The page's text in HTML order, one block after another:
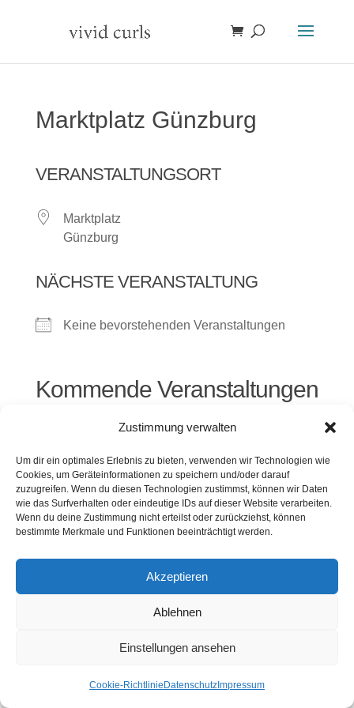
Zustimmung verwalten
Um dir ein optimales Erlebnis zu bieten, verwenden wir Technologien wie
Cookies, um Geräteinformationen zu speichern und/oder darauf
zuzugreifen. Wenn du diesen Technologien zustimmst, können wir Daten
wie das Surfverhalten oder eindeutige IDs auf dieser Website verarbeiten.
Wenn du deine Zustimmung nicht erteilst oder zurückziehst, können
bestimmte Merkmale und Funktionen beeinträchtigt werden.
Akzeptieren
Ablehnen
Einstellungen ansehen
Cookie-Richtlinie Datenschutz Impressum
Marktplatz Günzburg
VERANSTALTUNGSORT
Marktplatz
Günzburg
NÄCHSTE VERANSTALTUNG
Keine bevorstehenden Veranstaltungen
Kommende Veranstaltungen
Kontakt Presse Impressum
Haftung
Datenschutz
Cookie-Richtlinie (EU)
Webdesign: 2024 by Markus Komposch
© Copyright 2024 by www.vivid-curls.de - All rights